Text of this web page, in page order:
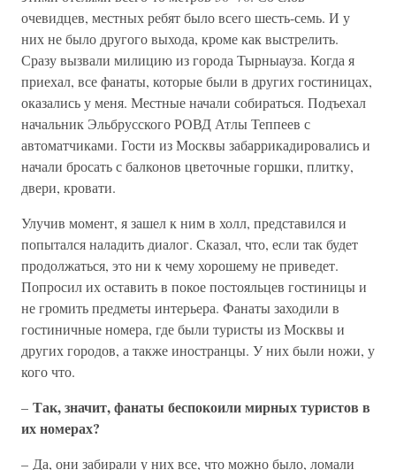
очевидцев, местных ребят было всего шесть-семь. И у
них не было другого выхода, кроме как выстрелить.
Сразу вызвали милицию из города Тырныауза. Когда я
приехал, все фанаты, которые были в других гостиницах,
оказались у меня. Местные начали собираться. Подъехал
начальник Эльбрусского РОВД Атлы Теппеев с
автоматчиками. Гости из Москвы забаррикадировались и
начали бросать с балконов цветочные горшки, плитку,
двери, кровати.
Улучив момент, я зашел к ним в холл, представился и
попытался наладить диалог. Сказал, что, если так будет
продолжаться, это ни к чему хорошему не приведет.
Попросил их оставить в покое постояльцев гостиницы и
не громить предметы интерьера. Фанаты заходили в
гостиничные номера, где были туристы из Москвы и
других городов, а также иностранцы. У них были ножи, у
кого что.
– Так, значит, фанаты беспокоили мирных туристов в
их номерах?
– Да, они забирали у них все, что можно было, ломали